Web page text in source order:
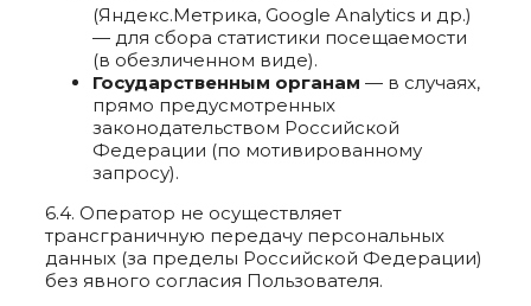
(Яндекс.Метрика, Google Analytics и др.)
— для сбора статистики посещаемости
(в обезличенном виде).
Государственным органам — в случаях,
прямо предусмотренных
законодательством Российской
Федерации (по мотивированному
запросу).
6.4. Оператор не осуществляет
трансграничную передачу персональных
данных (за пределы Российской Федерации)
без явного согласия Пользователя.